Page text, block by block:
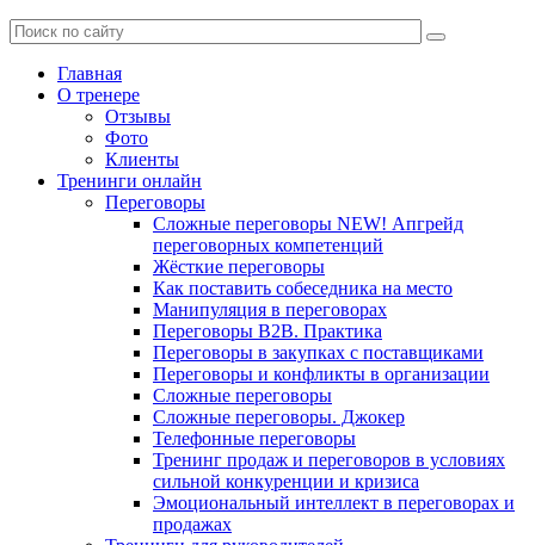
Главная
О тренере
Отзывы
Фото
Клиенты
Тренинги онлайн
Переговоры
Сложные переговоры NEW! Апгрейд
переговорных компетенций
Жёсткие переговоры
Как поставить собеседника на место
Манипуляция в переговорах
Переговоры B2B. Практика
Переговоры в закупках с поставщиками
Переговоры и конфликты в организации
Сложные переговоры
Сложные переговоры. Джокер
Телефонные переговоры
Тренинг продаж и переговоров в условиях
сильной конкуренции и кризиса
Эмоциональный интеллект в переговорах и
продажах